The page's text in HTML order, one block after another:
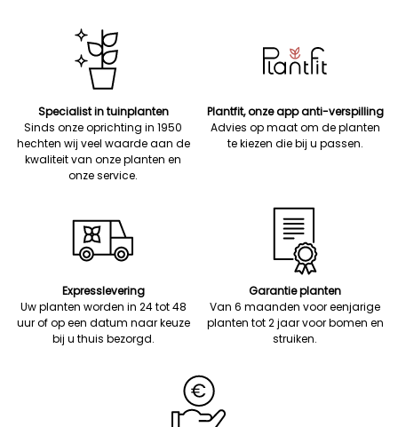
Specialist in tuinplanten
Sinds onze oprichting in 1950
hechten wij veel waarde aan de
kwaliteit van onze planten en
onze service.
Plantfit, onze app anti-verspilling
Advies op maat om de planten
te kiezen die bij u passen.
Expresslevering
Uw planten worden in 24 tot 48
uur of op een datum naar keuze
bij u thuis bezorgd.
Garantie planten
Van 6 maanden voor eenjarige
planten tot 2 jaar voor bomen en
struiken.